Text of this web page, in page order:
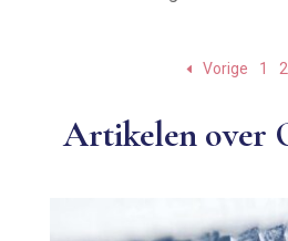
Vorige 1 2
Artikelen over